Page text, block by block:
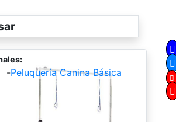
-Peluquería Canina Básica